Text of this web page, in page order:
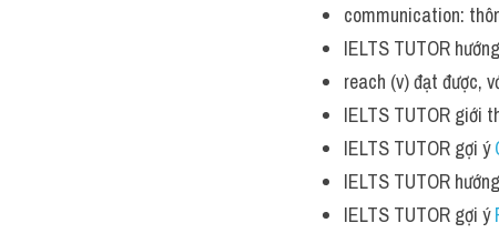
communication:
IELTS TUTOR
reach (v) đạt được,
IELTS TUTOR giới
IELTS TUTOR gợi ý
IELTS TUTOR
IELTS TUTOR gợi ý